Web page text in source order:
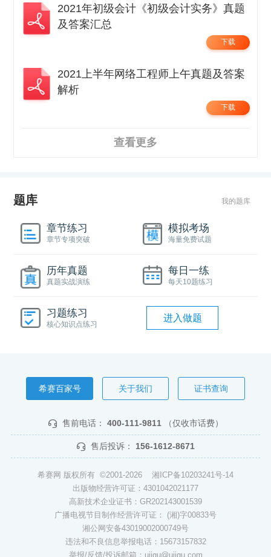
2021年初级会计《初级会计实务》真题
及答案汇总
下载
2021上半年网络工程师上午真题及答案
解析
下载
查看更多
题库 我的题库
章节练习
章节专项突破
模拟考场
海量免费试题
历年真题
真题实战演练
每日一练
每天10题练习
习题练习
核心知识点练习
进入做题
希赛百家号 关于我们 证书查询
售前电话： 400-111-9811 （仅收市话费）
售后投诉： 156-1612-8671
希赛网 版权所有 ©2001-2026 湘ICP备10203241号-14
出版物经营许可证：4301042021177
高新技术企业证书：GR202143001539
广播电视节目制作经营许可证： (湘)字00833号
湘公网安备43019002000749号
违法和不良信息举报电话：15673157832
举报/反馈/投诉邮箱：ujigu@ujigu.com